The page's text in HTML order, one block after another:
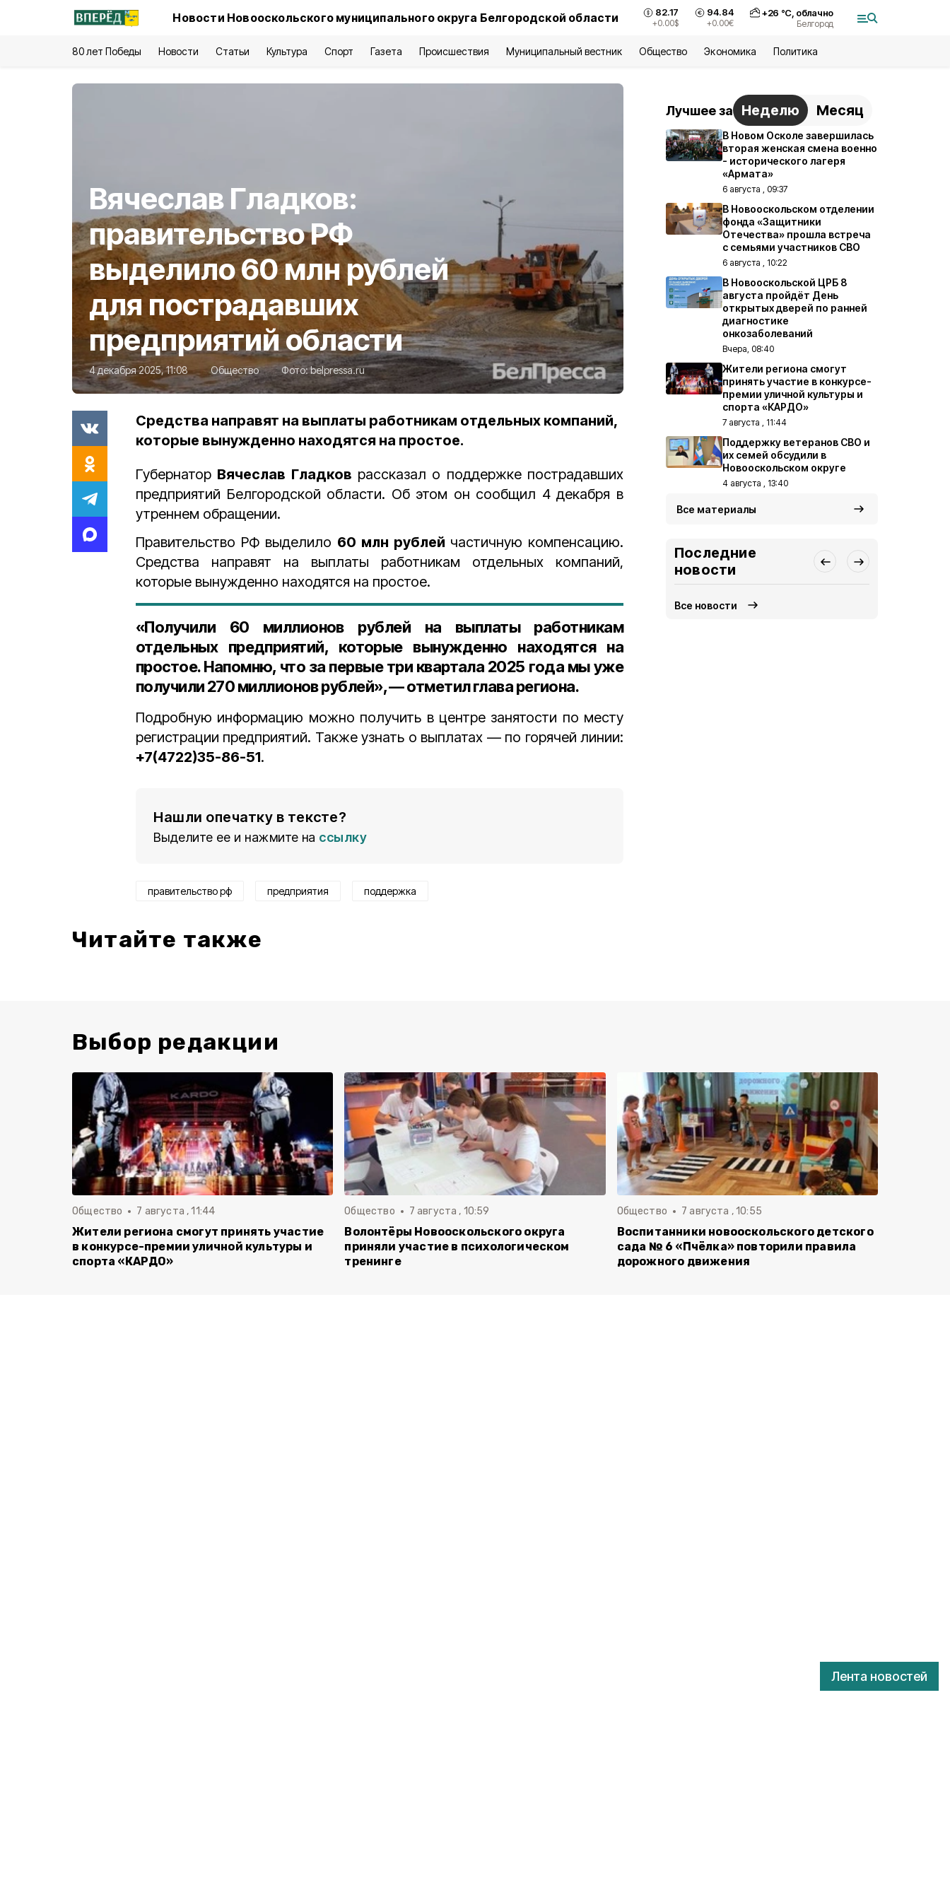
Новости Новооскольского муниципального округа Белгородской области 82.17
+0.00$
94.84
+0.00€
+26 °С, облачно
Белгород
80 лет Победы Новости Статьи Культура Спорт Газета Происшествия Муниципальный вестник Общество Экономика Политика
Лента новостей
Вячеслав Гладков:
правительство РФ
выделило 60 млн рублей
для пострадавших
предприятий области
4 декабря 2025, 11:08 Общество Фото:belpressa.ru
Средства направят на выплаты работникам отдельных компаний,
которые вынужденно находятся на простое.
Губернатор Вячеслав Гладков рассказал о поддержке пострадавших
предприятий Белгородской области. Об этом он сообщил 4 декабря в
утреннем обращении.
Правительство РФ выделило 60 млн рублей частичную компенсацию.
Средства направят на выплаты работникам отдельных компаний,
которые вынужденно находятся на простое.
«Получили 60 миллионов рублей на выплаты работникам
отдельных предприятий, которые вынужденно находятся на
простое. Напомню, что за первые три квартала 2025 года мы уже
получили 270 миллионов рублей», — отметил глава региона.
Подробную информацию можно получить в центре занятости по месту
регистрации предприятий. Также узнать о выплатах — по горячей линии:
+7(4722)35-86-51.
Нашли опечатку в тексте?
Выделите ее и нажмите на ссылку
правительство рф предприятия поддержка
Читайте также
Лучшее за Неделю Месяц
В Новом Осколе завершилась
вторая женская смена военно
- исторического лагеря
«Армата»
6 августа , 09:37
В Новооскольском отделении
фонда «Защитники
Отечества» прошла встреча
с семьями участников СВО
6 августа , 10:22
В Новооскольской ЦРБ 8
августа пройдёт День
открытых дверей по ранней
диагностике
онкозаболеваний
Вчера, 08:40
Жители региона смогут
принять участие в конкурсе-
премии уличной культуры и
спорта «КАРДО»
7 августа , 11:44
Поддержку ветеранов СВО и
их семей обсудили в
Новооскольском округе
4 августа , 13:40
Все материалы
Последние
новости
Все новости
Выбор редакции
Общество 7 августа , 11:44
Жители региона смогут принять участие
в конкурсе-премии уличной культуры и
спорта «КАРДО»
Общество 7 августа , 10:59
Волонтёры Новооскольского округа
приняли участие в психологическом
тренинге
Общество 7 августа , 10:55
Воспитанники новооскольского детского
сада № 6 «Пчёлка» повторили правила
дорожного движения